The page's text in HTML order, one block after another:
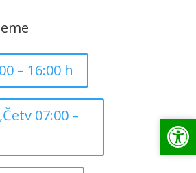
– 16:00 h
07:00 –